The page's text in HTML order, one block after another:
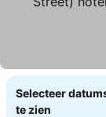
Selecteer
te zien